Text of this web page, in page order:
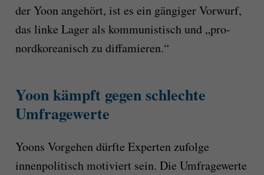
der Yoon angehört, ist es ein gängiger Vorwurf,
das linke Lager als kommunistisch und „pro-
nordkoreanisch zu diffamieren.“
Yoon kämpft gegen schlechte
Umfragewerte
Yoons Vorgehen dürfte Experten zufolge
innenpolitisch motiviert sein. Die Umfragewerte